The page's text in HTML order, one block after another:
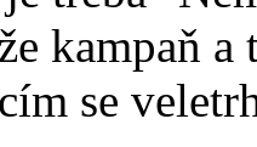
kampaň
se